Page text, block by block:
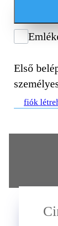
Első
fiók